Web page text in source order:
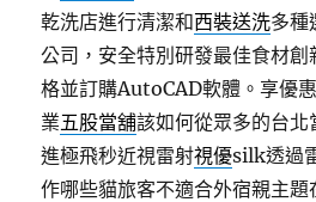
乾洗店進行清潔和西裝送洗多種
公司，安全特別研發最佳食材創
格並訂購AutoCAD軟體。享優
業五股當舖該如何從眾多的台北
進極飛秒近視雷射視優silk透過
作哪些貓旅客不適合外宿親主題